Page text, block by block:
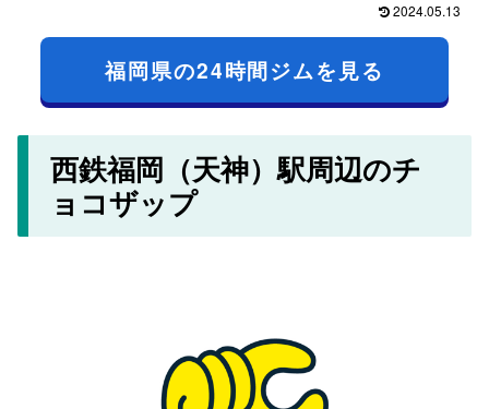
2024.05.13
福岡県の24時間ジムを見る
西鉄福岡（天神）駅周辺のチ
ョコザップ